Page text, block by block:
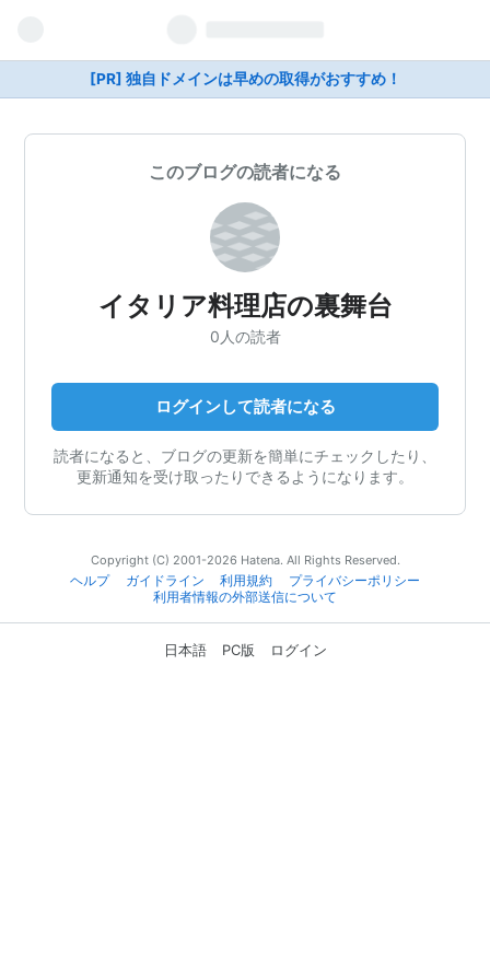
[PR] 独自ドメインは早めの取得がおすすめ！
このブログの読者になる
イタリア料理店の裏舞台
0人の読者
ログインして読者になる
読者になると、ブログの更新を簡単にチェックしたり、
更新通知を受け取ったりできるようになります。
Copyright (C) 2001-2026 Hatena. All Rights Reserved.
ヘルプ
ガイドライン 利用規約
プライバシーポリシー
利用者情報の外部送信について
日本語 PC版 ログイン